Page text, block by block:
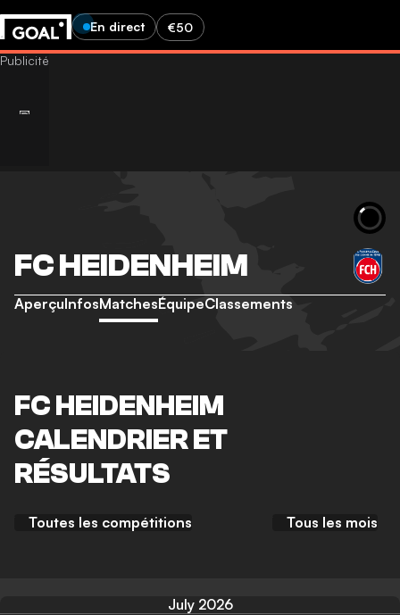
En direct €50
FC HEIDENHEIM
AperçuInfosMatchesÉquipeClassements
FC HEIDENHEIM
CALENDRIER ET
RÉSULTATS
Toutes les compétitions Tous les mois
July 2026